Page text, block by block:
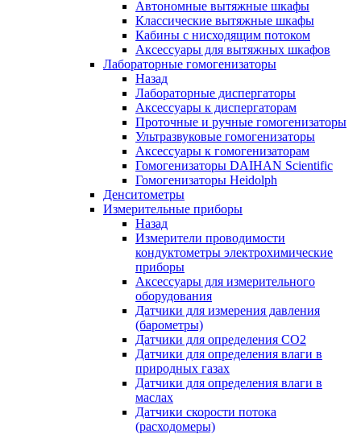
Автономные вытяжные шкафы
Классические вытяжные шкафы
Кабины с нисходящим потоком
Аксессуары для вытяжных шкафов
Лабораторные гомогенизаторы
Назад
Лабораторные диспергаторы
Аксессуары к диспергаторам
Проточные и ручные гомогенизаторы
Ультразвуковые гомогенизаторы
Аксессуары к гомогенизаторам
Гомогенизаторы DAIHAN Scientific
Гомогенизаторы Heidolph
Денситометры
Измерительные приборы
Назад
Измерители проводимости
кондуктометры электрохимические
приборы
Аксессуары для измерительного
оборудования
Датчики для измерения давления
(барометры)
Датчики для определения CO2
Датчики для определения влаги в
природных газах
Датчики для определения влаги в
маслах
Датчики скорости потока
(расходомеры)